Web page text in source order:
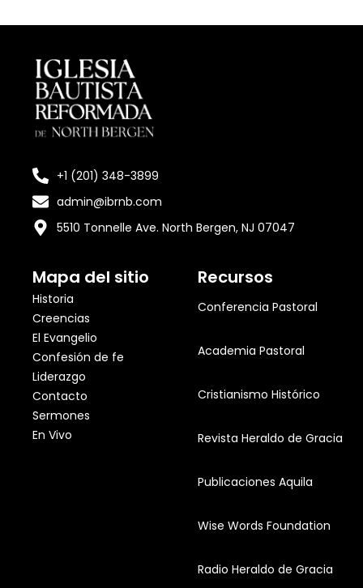
+1 (201) 348-3899
admin@ibrnb.com
5510 Tonnelle Ave. North Bergen, NJ 07047
Mapa del sitio
Historia
Creencias
El Evangelio
Confesión de fe
Liderazgo
Contacto
Sermones
En Vivo
Recursos
Conferencia Pastoral
Academia Pastoral
Cristianismo Histórico
Revista Heraldo de Gracia
Publicaciones Aquila
Wise Words Foundation
Radio Heraldo de Gracia